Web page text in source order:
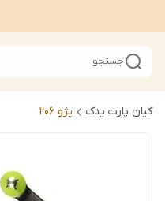
جستجو
کیان پارت یدک پژو 206